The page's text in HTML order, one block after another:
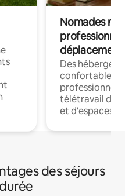
Nomades
déplacement
Des
confortables
professionnels
télétravail
et d'espaces
des séjours